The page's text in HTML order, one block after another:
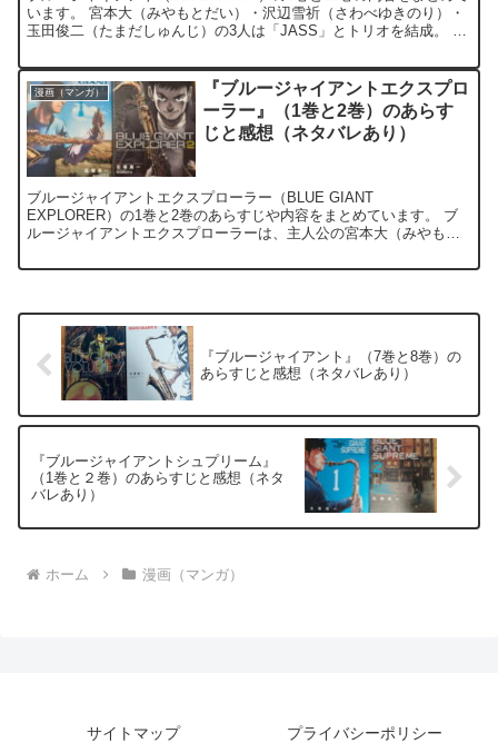
います。 宮本大（みやもとだい）・沢辺雪祈（さわべゆきのり）・
玉田俊二（たまだしゅんじ）の3人は「JASS」とトリオを結成。 目
漫画（マンガ）
『ブルージャイアントエクスプロ
ーラー』（1巻と2巻）のあらす
じと感想（ネタバレあり）
ブルージャイアントエクスプローラー（BLUE GIANT
EXPLORER）の1巻と2巻のあらすじや内容をまとめています。 ブ
ルージャイアントエクスプローラーは、主人公の宮本大（みやもと
『ブルージャイアント』（7巻と8巻）の
あらすじと感想（ネタバレあり）
『ブルージャイアントシュプリーム』
（1巻と２巻）のあらすじと感想（ネタ
バレあり）
ホーム 漫画（マンガ）
サイトマップ プライバシーポリシー